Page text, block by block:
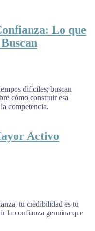
Lo que
difíciles; buscan
cómo construir esa
competencia.
Activo
tu credibilidad es tu
la confianza genuina que